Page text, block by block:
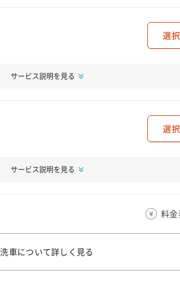
選択
サービス説明を見る
選択
サービス説明を見る
料
洗車について詳しく見る